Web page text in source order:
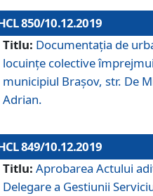
850/10.12.2019
Titlu: Documentaţia de
locuințe colective
municipiul Braşov, str. De
Adrian.
849/10.12.2019
Titlu: Aprobarea Actului
Delegare a Gestiunii